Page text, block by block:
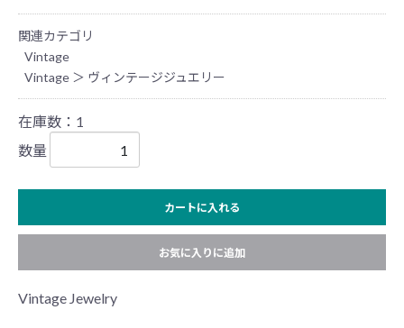
関連カテゴリ
Vintage
Vintage ＞ ヴィンテージジュエリー
在庫数：1
数量
カートに入れる
お気に入りに追加
Vintage Jewelry